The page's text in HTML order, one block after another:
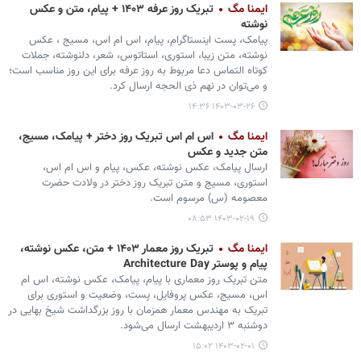
ایمنا مگ
تبریک روز عرفه ۱۴۰۳ + پیام، متن و عکس
نوشته
پیامک، پست اینستاگرام، پیام، اس ام اس، مسیج ، عکس
نوشته، متن زیبا، استوری، استاتوس، شعر، دلنوشته، جملات
کوتاه التماس دعا مربوط به روز عرفه برای این روز مناسب است؛
و می‌توان در نهم ذی الحجه ارسال کرد.
۱۴۰۳-۰۳-۲۶ ۱۴:۳۶
ایمنا مگ
اس ام اس تبریک روز دختر + پیامک، مسیج،
متن جدید و عکس
ارسال پیامک، عکس نوشته، عکس، پیام و اس ام اس،
استوری، مسیج و متن تبریک روز دختر در ولادت حضرت
معصومه (س) مرسوم است.
۱۴۰۳-۰۲-۱۹ ۰۸:۵۳
ایمنا مگ
تبریک روز معمار ۱۴۰۳ + متن، عکس نوشته،
پیام و پوستر Architecture Day
متن تبریک روز معماری با پیام، پیامک، عکس نوشته، اس ام
اس، مسیج، عکس پروفایل، پست، وضعیت و استوری برای
تبریک به مهندس معمار همزمان با روز بزرگداشت شیخ بهایی در
دوشنبه ۳ اردیبهشت ارسال می‌شود.
۱۴۰۳-۰۲-۰۱ ۱۵:۰۲